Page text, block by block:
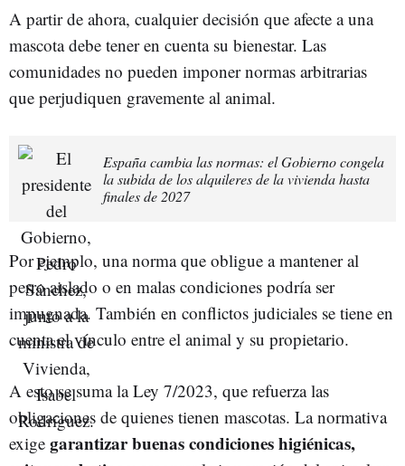
A partir de ahora, cualquier decisión que afecte a una
mascota debe tener en cuenta su bienestar. Las
comunidades no pueden imponer normas arbitrarias
que perjudiquen gravemente al animal.
España cambia las normas: el Gobierno congela
la subida de los alquileres de la vivienda hasta
finales de 2027
Por ejemplo, una norma que obligue a mantener al
perro aislado o en malas condiciones podría ser
impugnada. También en conflictos judiciales se tiene en
cuenta el vínculo entre el animal y su propietario.
A esto se suma la Ley 7/2023, que refuerza las
obligaciones de quienes tienen mascotas. La normativa
exige garantizar buenas condiciones higiénicas,